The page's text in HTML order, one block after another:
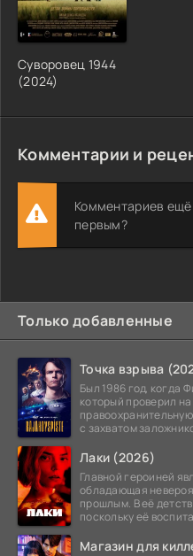
Суворовец 1944
(2024)
Комментарии и
Комментариев
первым?
Только добавленные
Точка взрыва
Был 1986 год, когда
который проверил
с захватом
Лаки (2026)
Главной героиней
обладающая
прошлым. В её
поскольку её
Магазин для